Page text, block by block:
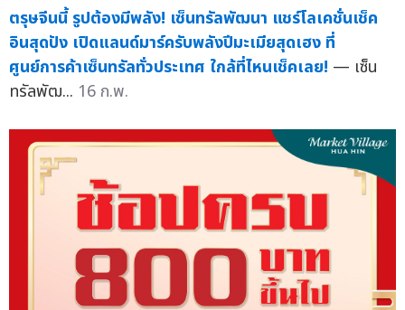
ตรุษจีนนี้ รูปต้องมีพลัง! เซ็นทรัลพัฒนา แชร์โลเคชั่นเช็ค
อินสุดปัง เปิดแลนด์มาร์ครับพลังปีมะเมียสุดเฮง ที่
ศูนย์การค้าเซ็นทรัลทั่วประเทศ ใกล้ที่ไหนเช็คเลย! — เซ็น
ทรัลพัฒ... 16 ก.พ.